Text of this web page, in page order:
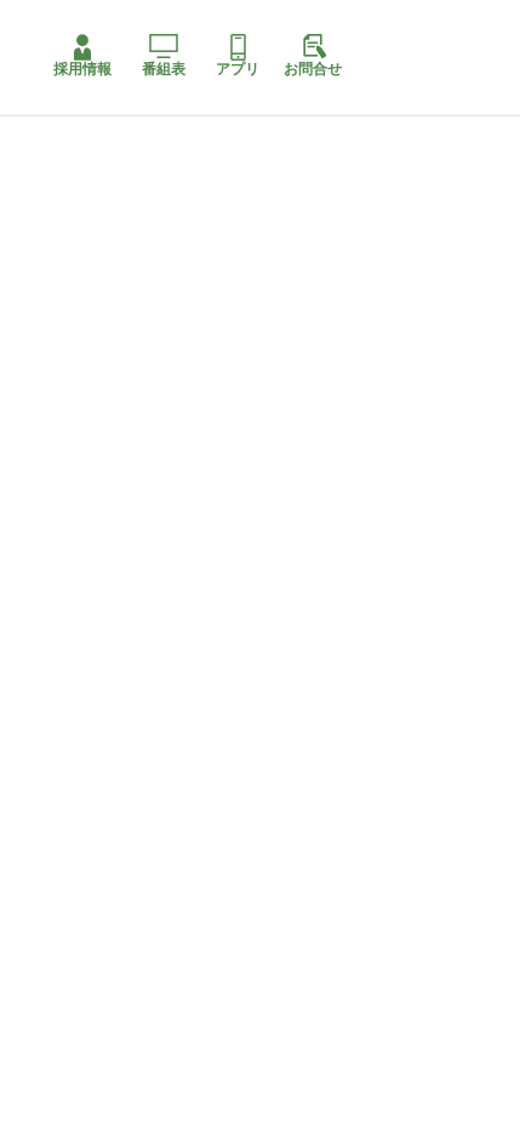
採用情報 番組表 アプリ お問合せ